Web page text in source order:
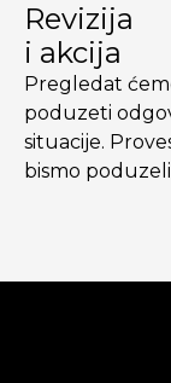
Revizija
i akcija
Pregledat
poduzeti
situacije.
bismo